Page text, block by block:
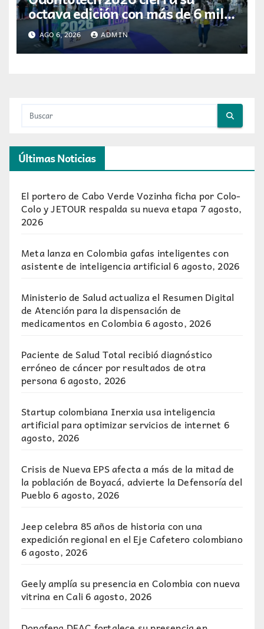
octava edición con más de 6 mil
visitantes
AGO 6, 2026 ADMIN
Últimas Noticias
El portero de Cabo Verde Vozinha ficha por Colo-
Colo y JETOUR respalda su nueva etapa7 agosto,
2026
Meta lanza en Colombia gafas inteligentes con
asistente de inteligencia artificial 6 agosto, 2026
Ministerio de Salud actualiza el Resumen Digital
de Atención para la dispensación de
medicamentos en Colombia6 agosto, 2026
Paciente de Salud Total recibió diagnóstico
erróneo de cáncer por resultados de otra
persona6 agosto, 2026
Startup colombiana Inerxia usa inteligencia
artificial para optimizar servicios de internet 6
agosto, 2026
Crisis de Nueva EPS afecta a más de la mitad de
la población de Boyacá, advierte la Defensoría del
Pueblo6 agosto, 2026
Jeep celebra 85 años de historia con una
expedición regional en el Eje Cafetero colombiano
6 agosto, 2026
Geely amplía su presencia en Colombia con nueva
vitrina en Cali 6 agosto, 2026